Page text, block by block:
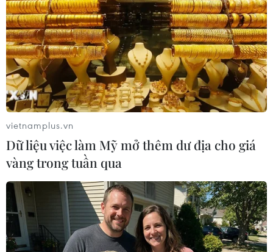
#Thương binh và Xã hội
#UNECEF TP. Hà Nội
vietnamplus.vn
Dữ liệu việc làm Mỹ mở thêm dư địa cho giá
vàng trong tuần qua